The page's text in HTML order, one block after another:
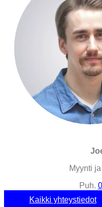
Myynti
Puh.
Kaikki yhteystiedot